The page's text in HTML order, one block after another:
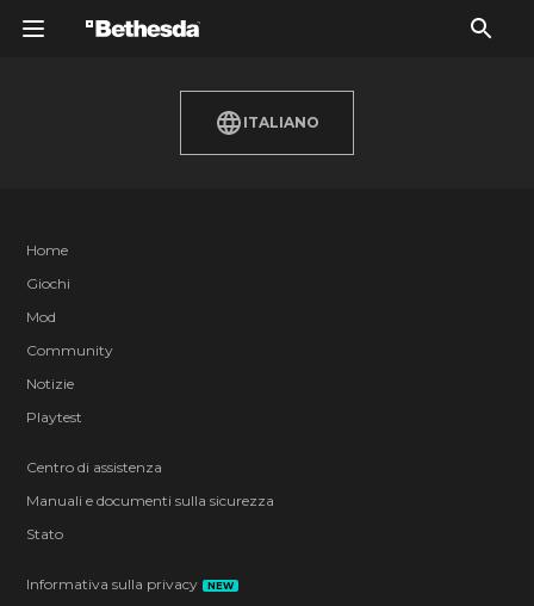
ITALIANO
Home
Giochi
Mod
Community
Notizie
Playtest
Centro di assistenza
Manuali e documenti sulla sicurezza
Stato
Informativa sulla privacy NEW